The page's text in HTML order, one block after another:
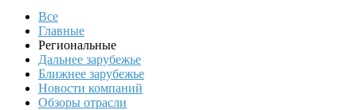
Все
Главные
Региональные
Дальнее зарубежье
Ближнее зарубежье
Новости компаний
Обзоры отрасли